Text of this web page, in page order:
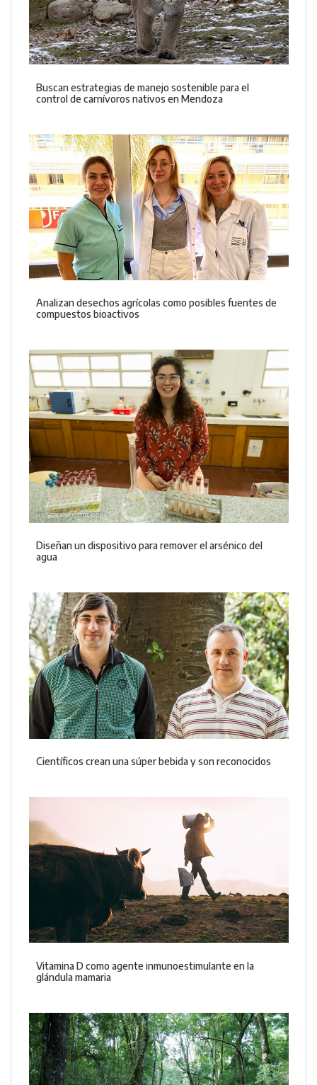
Buscan estrategias de manejo sostenible para el
control de carnívoros nativos en Mendoza
Analizan desechos agrícolas como posibles fuentes de
compuestos bioactivos
Diseñan un dispositivo para remover el arsénico del
agua
Científicos crean una súper bebida y son reconocidos
Vitamina D como agente inmunoestimulante en la
glándula mamaria